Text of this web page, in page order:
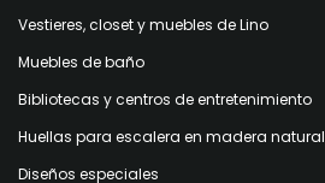
Vestieres, closet y muebles de Lino
Muebles de baño
Bibliotecas y centros de entretenimiento
Huellas para escalera en madera natural
Diseños especiales